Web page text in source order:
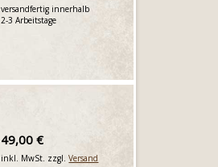
versandfertig innerhalb
2-3 Arbeitstage
49,00 €
inkl. MwSt. zzgl.Versand